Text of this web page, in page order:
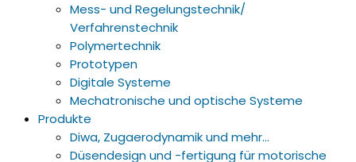
Mess- und Regelungstechnik/
Verfahrenstechnik
Polymertechnik
Prototypen
Digitale Systeme
Mechatronische und optische Systeme
Produkte
Diwa, Zugaerodynamik und mehr…
Düsendesign und -fertigung für motorische